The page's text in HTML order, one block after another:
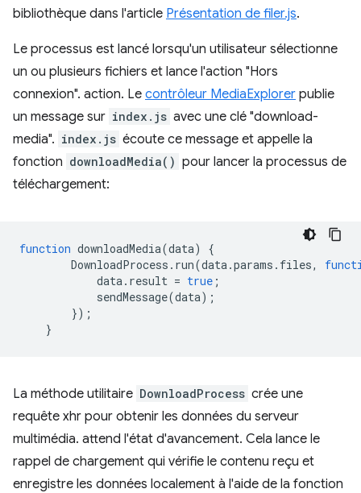
bibliothèque dans l'article Présentation de filer.js.
Le processus est lancé lorsqu'un utilisateur sélectionne
un ou plusieurs fichiers et lance l'action "Hors
connexion". action. Le contrôleur MediaExplorer publie
un message sur index.js avec une clé "download-
media". index.js écoute ce message et appelle la
fonction downloadMedia() pour lancer la processus de
téléchargement:
function downloadMedia(data)
{
DownloadProcess . run(data.params . files,
data. result = true ;
sendMessage(data);
});
}
La méthode utilitaire DownloadProcess crée une
requête xhr pour obtenir les données du serveur
multimédia. attend l'état d'avancement. Cela lance le
rappel de chargement qui vérifie le contenu reçu et
enregistre les données localement à l'aide de la fonction